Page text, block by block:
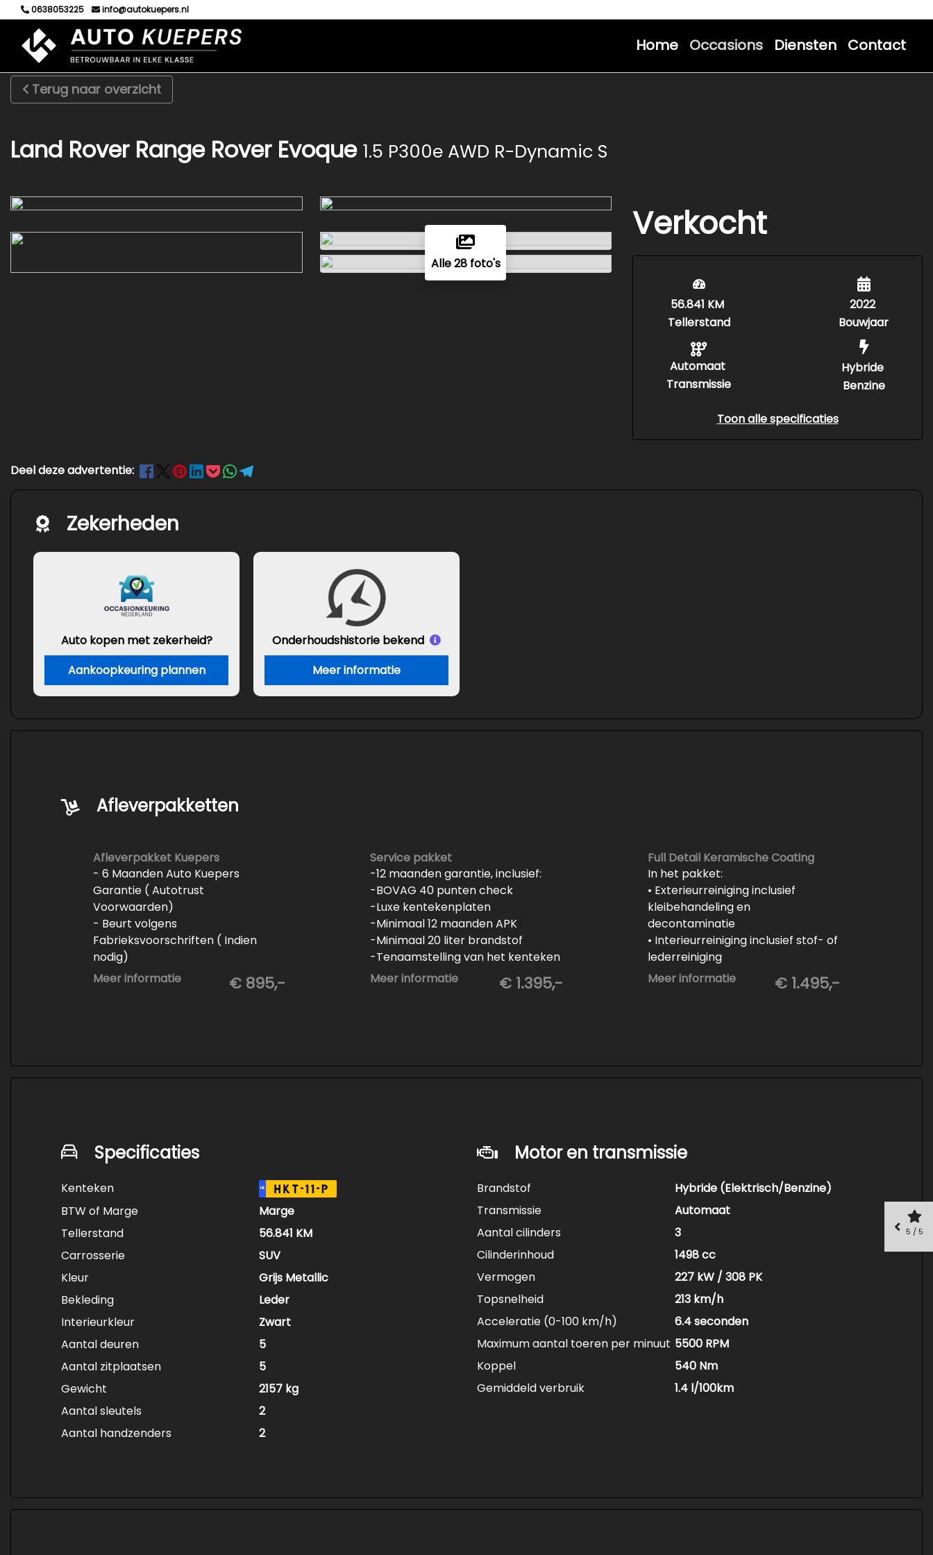
0638053225 info@autokuepers.nl
Home Occasions Diensten Contact
Terug naar overzicht
Land Rover Range Rover Evoque 1.5 P300e AWD R-Dynamic S
Alle 28 foto's
Verkocht
56.841 KM
Tellerstand
Automaat
Transmissie
2022
Bouwjaar
Hybride
Benzine
Toon alle specificaties
Deel deze advertentie:
Zekerheden
Auto kopen met zekerheid?
Aankoopkeuring plannen
Onderhoudshistorie bekend
Meer informatie
Afleverpakketten
Afleverpakket Kuepers
- 6 Maanden Auto Kuepers
Garantie ( Autotrust
Voorwaarden)
- Beurt volgens
Fabrieksvoorschriften ( Indien
nodig)
- Minimaal 6 maanden APK
- Minimaal 3 mm banden profiel
- Poetsen binnen en buiten
Meer informatie € 895,-
Service pakket
-12 maanden garantie, inclusief:
-BOVAG 40 punten check
-Luxe kentekenplaten
-Minimaal 12 maanden APK
-Minimaal 20 liter brandstof
-Tenaamstelling van het kenteken
-Vrijwaren van de inruilauto
Meer informatie € 1.395,-
Full Detail Keramische Coating
In het pakket:
• Exterieurreiniging inclusief
kleibehandeling en
decontaminatie
• Interieurreiniging inclusief stof- of
lederreiniging
• 3-staps lakcorrectie
• Keramische Coating (+/- 5 jaar)
Meer informatie € 1.495,-
Specificaties
Kenteken NL HKT-11-P
BTW of Marge
Marge
Tellerstand
56.841 KM
Carrosserie
SUV
Kleur
Grijs Metallic
Bekleding
Leder
Interieurkleur
Zwart
Aantal deuren
5
Aantal zitplaatsen
5
Gewicht
2157 kg
Aantal sleutels
2
Aantal handzenders
2
Motor en transmissie
Brandstof
Hybride (Elektrisch/Benzine)
Transmissie
Automaat
Aantal cilinders
3
Cilinderinhoud
1498 cc
Vermogen
227 kW / 308 PK
Topsnelheid
213 km/h
Acceleratie (0-100 km/h)
6.4 seconden
Maximum aantal toeren per minuut 5500 RPM
Koppel
540 Nm
Gemiddeld verbruik
1.4 l/100km
5 / 5